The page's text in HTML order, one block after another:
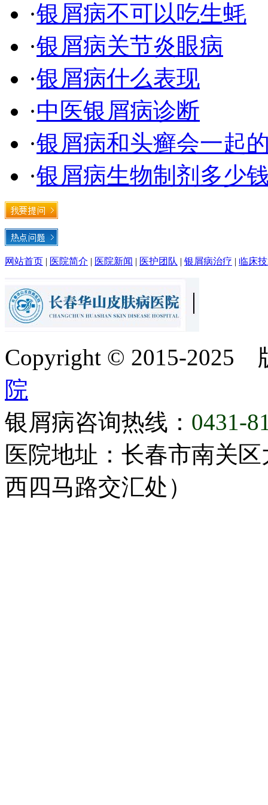
·银屑病不可以吃生蚝
·银屑病关节炎眼病
·银屑病什么表现
·中医银屑病诊断
·银屑病和头癣会一起
·银屑病生物制剂多少
网站首页 | 医院简介 | 医院新闻 | 医护团队 | 银屑病治疗 | 临床
Copyright © 2015-2025
院
银屑病咨询热线： 0431-
医院地址：长春市南关
西四马路交汇处）